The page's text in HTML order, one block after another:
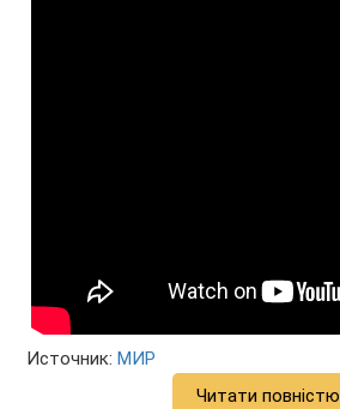
Источник:МИР
Читати повністю